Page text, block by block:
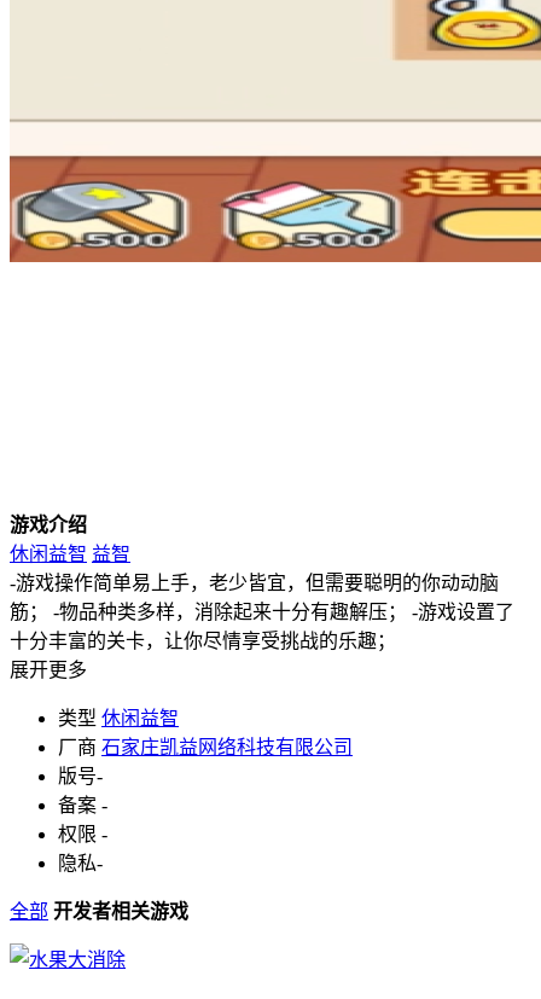
游戏介绍
休闲益智 益智
-游戏操作简单易上手，老少皆宜，但需要聪明的你动动脑
筋； -物品种类多样，消除起来十分有趣解压； -游戏设置了
十分丰富的关卡，让你尽情享受挑战的乐趣；
展开更多
类型 休闲益智
厂商 石家庄凯益网络科技有限公司
版号-
备案 -
权限 -
隐私-
全部 开发者相关游戏